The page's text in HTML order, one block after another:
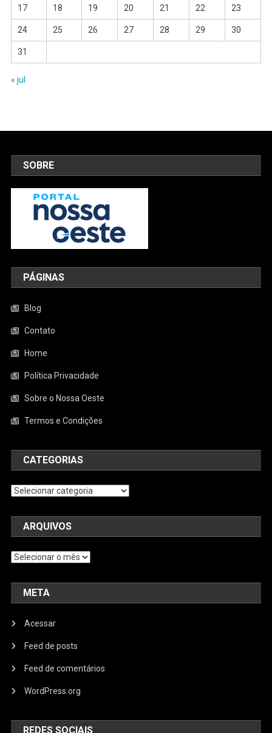
17 18 19 20 21 22 23
24 25 26 27 28 29 30
31
« jul
SOBRE
PÁGINAS
Blog
Contato
Home
Política Privacidade
Sobre o Nossa Oeste
Termos e Condições
CATEGORIAS
Categorias
ARQUIVOS
Arquivos
META
Acessar
Feed de posts
Feed de comentários
WordPress.org
REDES SOCIAIS